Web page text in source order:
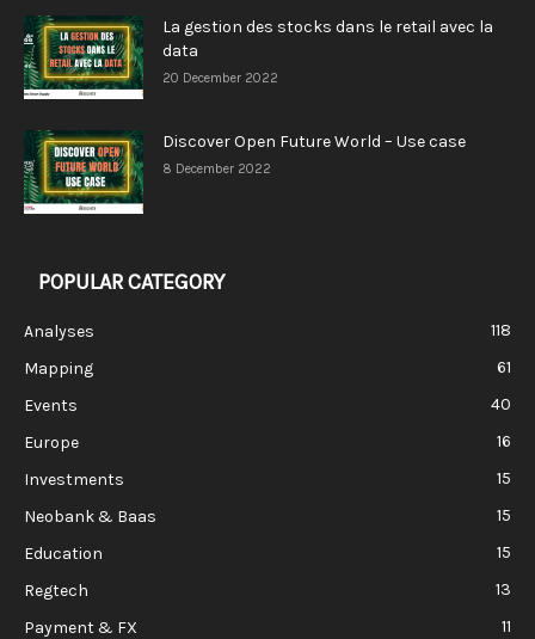
La gestion des stocks dans le retail avec la
data
20 December 2022
Discover Open Future World – Use case
8 December 2022
POPULAR CATEGORY
Analyses
118
Mapping
61
Events
40
Europe
16
Investments
15
Neobank & Baas
15
Education
15
Regtech
13
Payment & FX
11